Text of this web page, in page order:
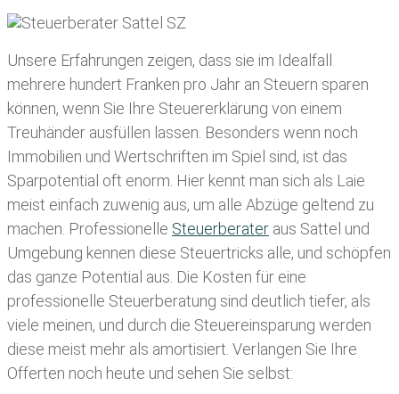
Unsere Erfahrungen zeigen, dass sie im Idealfall
mehrere hundert Franken pro Jahr an Steuern sparen
können, wenn Sie Ihre Steuererklärung von einem
Treuhänder ausfüllen lassen . Besonders wenn noch
Immobilien und Wertschriften im Spiel sind, ist das
Sparpotential oft enorm. Hier kennt man sich als Laie
meist einfach zuwenig aus, um alle Abzüge geltend zu
machen. Professionelle Steuerberater aus Sattel und
Umgebung kennen diese Steuertricks alle, und schöpfen
das ganze Potential aus. Die Kosten für eine
professionelle Steuerberatung sind deutlich tiefer, als
viele meinen, und durch die Steuereinsparung werden
diese meist mehr als amortisiert. Verlangen Sie Ihre
Offerten noch heute und sehen Sie selbst: